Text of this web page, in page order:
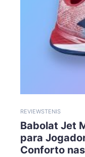
REVIEWSTENIS
Babolat Jet
para
Conforto